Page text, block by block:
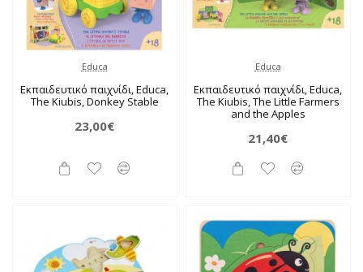
Educa
Εκπαιδευτικό παιχνίδι, Educa,
The Kiubis, Donkey Stable
23,00€
Educa
Εκπαιδευτικό παιχνίδι, Educa,
The Kiubis, The Little Farmers
and the Apples
21,40€